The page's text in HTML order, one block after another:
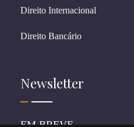
Direito Internacional
Direito Bancário
Newsletter
EM BREVE